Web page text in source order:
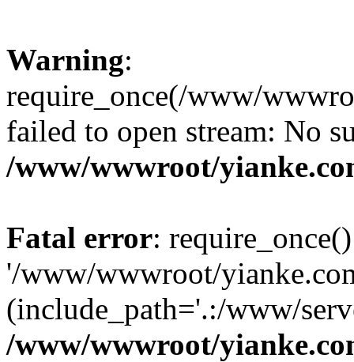
Warning:
require_once(/www/
failed to open stream: No
/www/wwwroot/
Fatal error:
'/www/wwwroot/
(include_path='.:/www/
/www/wwwroot/